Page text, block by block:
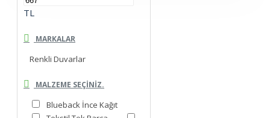
TL
MARKALAR
Renkli Duvarlar
MALZEME SEÇINIZ.
Blueback İnce Kağıt